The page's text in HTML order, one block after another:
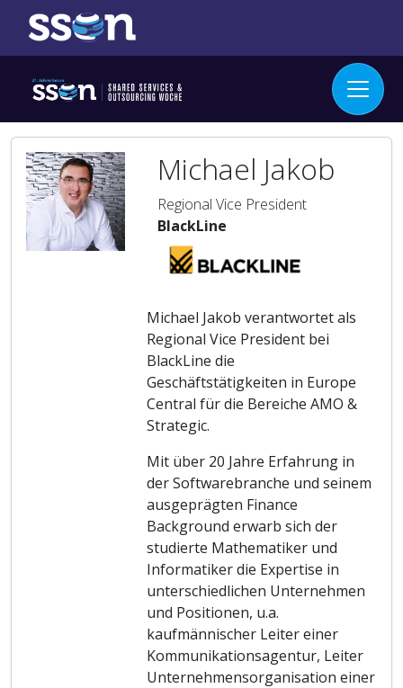
Michael Jakob
Regional Vice President
BlackLine
Michael Jakob verantwortet als
Regional Vice President bei
BlackLine die
Geschäftstätigkeiten in Europe
Central für die Bereiche AMO &
Strategic.
Mit über 20 Jahre Erfahrung in
der Softwarebranche und seinem
ausgeprägten Finance
Background erwarb sich der
studierte Mathematiker und
Informatiker die Expertise in
unterschiedlichen Unternehmen
und Positionen, u.a.
kaufmännischer Leiter einer
Kommunikationsagentur, Leiter
Unternehmensorganisation einer